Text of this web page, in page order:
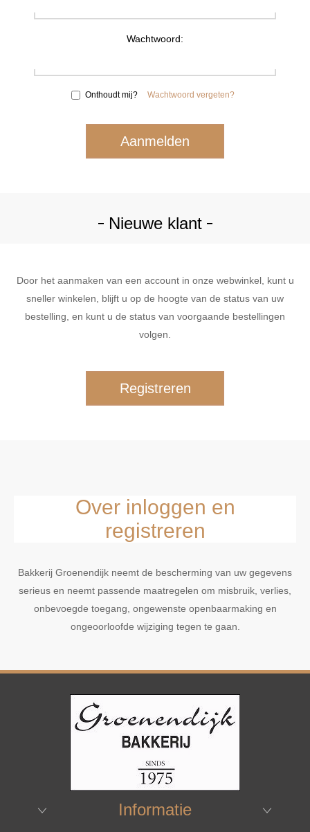
Wachtwoord:
Onthoudt mij? Wachtwoord vergeten?
Nieuwe klant
Door het aanmaken van een account in onze webwinkel, kunt u
sneller winkelen, blijft u op de hoogte van de status van uw
bestelling, en kunt u de status van voorgaande bestellingen
volgen.
Over inloggen en
registreren
Bakkerij Groenendijk neemt de bescherming van uw gegevens
serieus en neemt passende maatregelen om misbruik, verlies,
onbevoegde toegang, ongewenste openbaarmaking en
ongeoorloofde wijziging tegen te gaan.
Informatie